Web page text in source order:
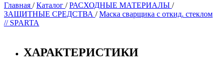
Главная /Каталог /РАСХОДНЫЕ МАТЕРИАЛЫ /
ЗАЩИТНЫЕ СРЕДСТВА /Маска сварщика с откид. стеклом
// SPARTA
ХАРАКТЕРИСТИКИ